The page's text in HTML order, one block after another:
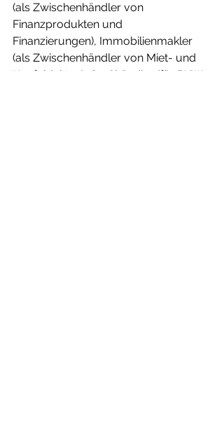
(als Zwischenhändler von
Finanzprodukten und
Finanzierungen), Immobilienmakler
(als Zwischenhändler von Miet- und
Kaufobjekten), Großhändler (für PKW-